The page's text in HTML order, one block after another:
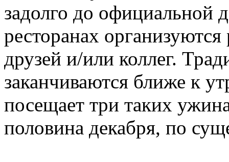
задолго до официальной
ресторанах
друзей и/или коллег.
заканчиваются ближе к
посещает три таких
половина декабря, по